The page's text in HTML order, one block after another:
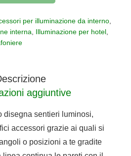
per illuminazione da interno,
interna Illuminazione per hotel
aggiuntive
disegna sentieri luminosi,
accessori grazie ai quali si
o posizioni a te gradite